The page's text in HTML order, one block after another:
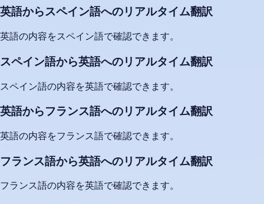
英語からスペイン語へのリアルタイム翻訳
英語の内容をスペイン語で確認できます。
スペイン語から英語へのリアルタイム翻訳
スペイン語の内容を英語で確認できます。
英語からフランス語へのリアルタイム翻訳
英語の内容をフランス語で確認できます。
フランス語から英語へのリアルタイム翻訳
フランス語の内容を英語で確認できます。